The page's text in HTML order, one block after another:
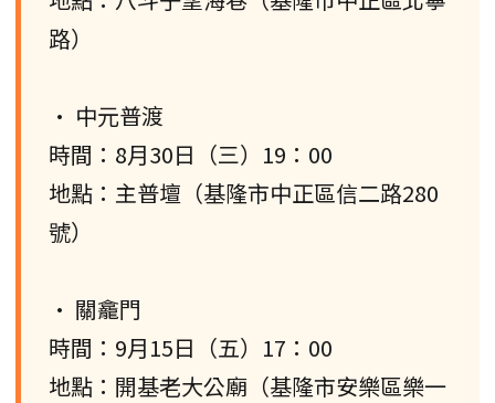
路）
• 中元普渡
時間：8月30日（三）19：00
地點：主普壇（基隆市中正區信二路280
號）
• 關龕門
時間：9月15日（五）17：00
地點：開基老大公廟（基隆市安樂區樂一